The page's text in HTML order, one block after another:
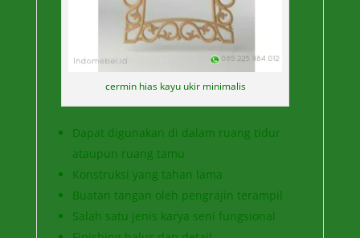
cermin hias kayu ukir minimalis
Dapat digunakan di dalam ruang tidur
ataupun ruang tamu
Konstruksi yang tahan lama
Buatan tangan oleh pengrajin terampil
Salah satu jenis karya seni fungsional